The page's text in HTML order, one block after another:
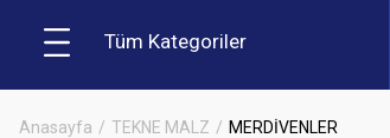
Tüm Kategoriler
Anasayfa TEKNE MALZ MERDİVENLER